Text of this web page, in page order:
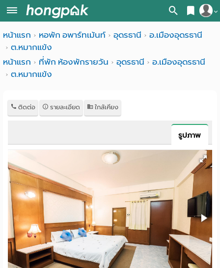
สมัครสมาชิก
หน้า
ค้นหา
ค้นจากสถานีรถไฟฟ้า
ค้นจากแผนที่
ค้นแบบละเอียด
พาร์
ท์
ห้อง
พัก
ราย
เดือน
หน้าแรก หอพัก อพาร์ทเม้นท์ อุดรธานี
อ.เมืองอุดรธานี
ต.หมากแข้ง
หน้าแรก
ที่พัก ห้องพักรายวัน อุดรธานี
อ.เมืองอุดรธานี
ต.หมากแข้ง
ติดต่อ รายละเอียด ใกล้เคียง
รูปภาพ